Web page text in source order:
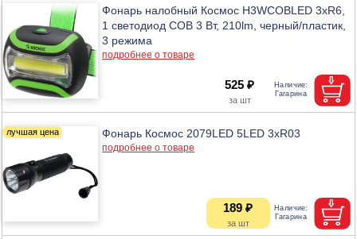
Фонарь налобный Космос H3WCOBLED 3xR6,
1 светодиод COB 3 Вт, 210lm, черный/пластик,
3 режима
подробнее о товаре
525 ₽
Фонарь Космос 2079LED 5LED 3хR03
подробнее о товаре
189 ₽